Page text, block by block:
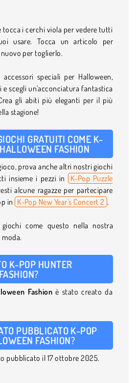
tocca i cerchi viola per vedere tutti
usare. Tocca un articolo per
per toglierlo.
speciali per Halloween,
scegli un'acconciatura fantastica
gli abiti più eleganti per il più
stagione!
GRATUITI COME K-
FASHION
prova anche altri nostri giochi
insieme i pezzi in
K-Pop Puzzle
alcune ragazze per partecipare
in K-Pop New Year's Concert 2 .
come questo nella nostra
K-POP HUNTER
Fashion è stato creato da
PUBBLICATO K-POP
FASHION?
pubblicato il 17 ottobre 2025.